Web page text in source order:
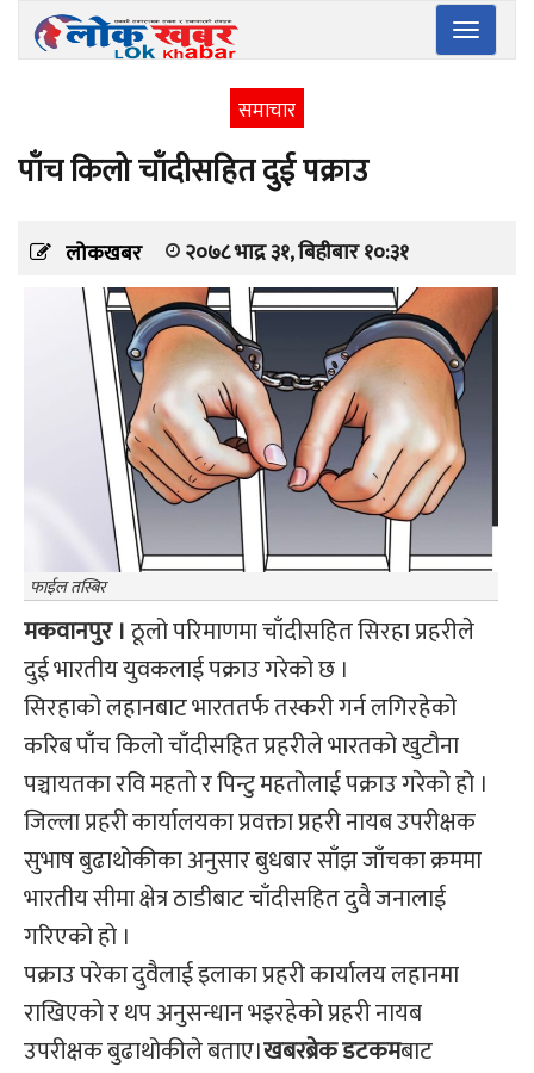
Toggle
समाचार
पाँच किलो चाँदीसहित दुई पक्राउ
लोकखबर २०७८ भाद्र ३१, बिहीबार १०:३१
फाईल तस्बिर
मकवानपुर ।ठूलो परिमाणमा चाँदीसहित सिरहा प्रहरीले
दुई भारतीय युवकलाई पक्राउ गरेको छ ।
सिरहाको लहानबाट भारततर्फ तस्करी गर्न लगिरहेको
करिब पाँच किलो चाँदीसहित प्रहरीले भारतको खुटौना
पञ्चायतका रवि महतो र पिन्टु महतोलाई पक्राउ गरेको हो ।
जिल्ला प्रहरी कार्यालयका प्रवक्ता प्रहरी नायब उपरीक्षक
सुभाष बुढाथोकीका अनुसार बुधबार साँझ जाँचका क्रममा
भारतीय सीमा क्षेत्र ठाडीबाट चाँदीसहित दुवै जनालाई
गरिएको हो ।
पक्राउ परेका दुवैलाई इलाका प्रहरी कार्यालय लहानमा
राखिएको र थप अनुसन्धान भइरहेको प्रहरी नायब
उपरीक्षक बुढाथोकीले बताए।खबरब्रेक डटकमबाट